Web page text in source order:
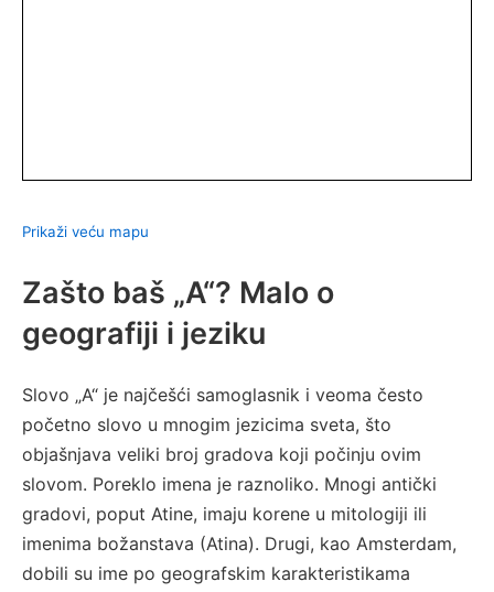
Prikaži veću mapu
Zašto baš „A“? Malo o
geografiji i jeziku
Slovo „A“ je najčešći samoglasnik i veoma često
početno slovo u mnogim jezicima sveta, što
objašnjava veliki broj gradova koji počinju ovim
slovom. Poreklo imena je raznoliko. Mnogi antički
gradovi, poput Atine, imaju korene u mitologiji ili
imenima božanstava (Atina). Drugi, kao Amsterdam,
dobili su ime po geografskim karakteristikama